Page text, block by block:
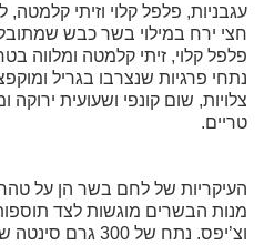
עגבניות, פלפל קלוי וזיתי
חצי ירח במילוי בשר כבש
פלפל קלוי, זיתי קלמטה ומלווה
נתחי פרגיות שנצרבו בגריל
צלויות, שום קונפי ושעועית
טריים.
העיקריות של לחם בשר הן על
מנות הבשרים מוגשות לצד
וצ’יפס. נתח של